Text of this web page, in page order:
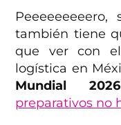
también tiene
que ver con
logística en
Mundial 2026
preparativos no